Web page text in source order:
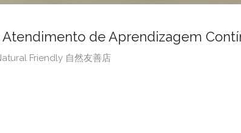
Atendimento de Aprendizagem
Friendly 自然友善店